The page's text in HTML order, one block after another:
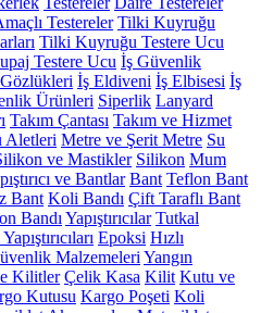
Testereler Tilki Kuyruğu
Tilki Kuyruğu Testere Ucu
Testere Ucu İş Güvenlik
İş Eldiveni İş Elbisesi İş
Ürünleri Siperlik Lanyard
Takım Çantası Takım ve Hizmet
Aletleri Metre ve Şerit Metre Su
ve Mastikler Silikon Mum
ve Bantlar Bant Teflon Bant
Bant Koli Bandı Çift Taraflı Bant
Bandı Yapıştırıcılar Tutkal
Epoksi Hızlı
Malzemeleri Yangın
Kilitler Çelik Kasa Kilit Kutu ve
Kutusu Kargo Poşeti Koli